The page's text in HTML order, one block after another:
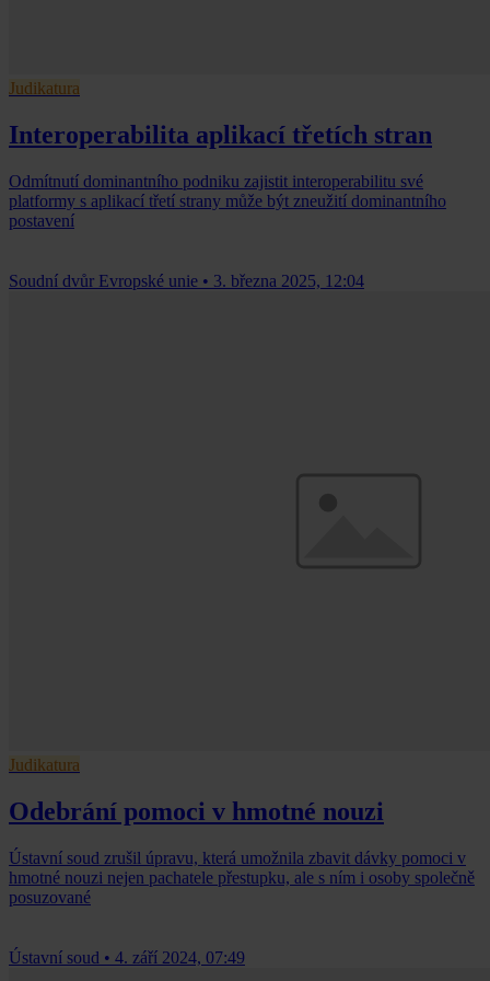
Judikatura
Interoperabilita aplikací třetích stran
Odmítnutí dominantního podniku zajistit interoperabilitu své
platformy s aplikací třetí strany může být zneužití dominantního
postavení
Soudní dvůr Evropské unie • 3. března 2025, 12:04
Judikatura
Odebrání pomoci v hmotné nouzi
Ústavní soud zrušil úpravu, která umožnila zbavit dávky pomoci v
hmotné nouzi nejen pachatele přestupku, ale s ním i osoby společně
posuzované
Ústavní soud • 4. září 2024, 07:49